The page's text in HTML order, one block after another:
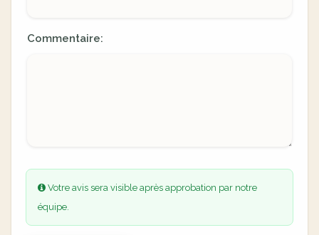
Commentaire:
Votre avis sera visible après approbation par notre
équipe.